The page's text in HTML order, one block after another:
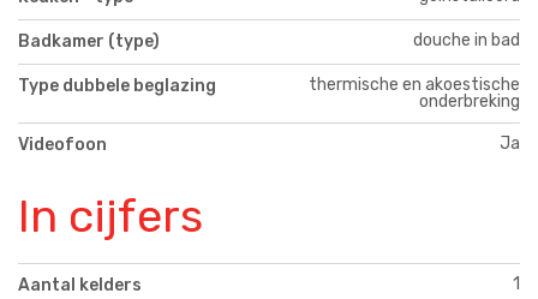
Badkamer (type) douche in bad
Type dubbele beglazing
thermische en akoestische
onderbreking
Videofoon Ja
In cijfers
Aantal kelders 1